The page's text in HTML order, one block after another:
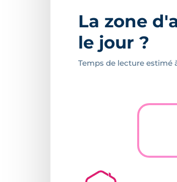
La zone
le jour ?
Temps de lecture estimé